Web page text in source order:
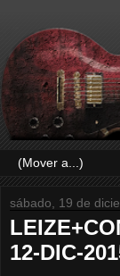
sábado, 19 de
12-DIC-